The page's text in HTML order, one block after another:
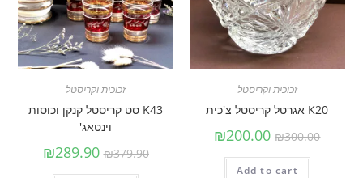
זכוכית וקריסטל
K20 אגרטל קריסטל צ'כית
₪300.00
₪200.00
Add to cart
זכוכית וקריסטל
K43 סט קריסטל קנקן וכוסות
וינטאג'
₪379.90
₪289.90